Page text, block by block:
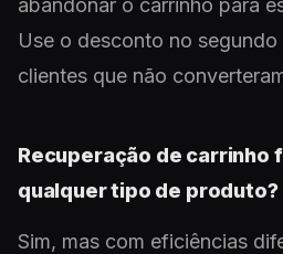
abandonar o carrinho para
Use o desconto no
clientes que não
Recuperação de carrinho
qualquer tipo de produto?
Sim, mas com eficiências